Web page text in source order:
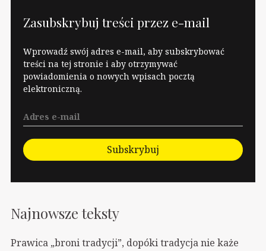
Zasubskrybuj treści przez e-mail
Wprowadź swój adres e-mail, aby subskrybować
treści na tej stronie i aby otrzymywać
powiadomienia o nowych wpisach pocztą
elektroniczną.
Subskrybuj
Najnowsze teksty
Prawica „broni tradycji”, dopóki tradycja nie każe